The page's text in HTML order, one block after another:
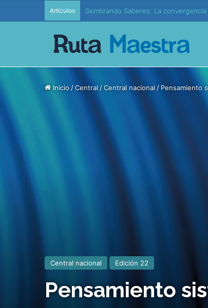
Artículos Edición 37 – Generaciones
Inicio /Central /Central nacional / Pensamiento
Central nacional Edición 22
Pensamiento